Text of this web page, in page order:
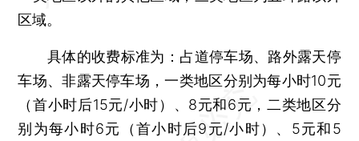
区域。
具体的收费标准为：占道停车场、路外露天停
车场、非露天停车场，一类地区分别为每小时10元
（首小时后15元/小时）、8元和6元，二类地区分
别为每小时6元（首小时后9元/小时）、5元和5